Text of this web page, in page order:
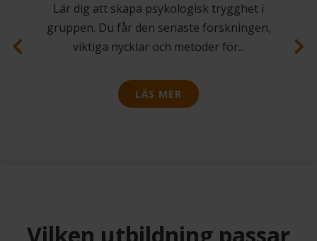
Lär dig att skapa psykologisk trygghet i
gruppen. Du får den senaste forskningen,
viktiga nycklar och metoder för...
LÄS MER